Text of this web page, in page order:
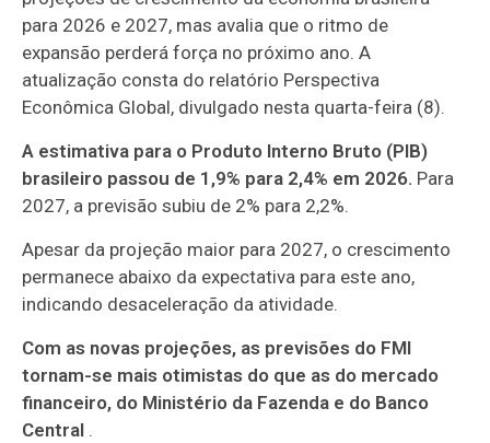
para 2026 e 2027, mas avalia que o ritmo de
expansão perderá força no próximo ano. A
atualização consta do relatório Perspectiva
Econômica Global, divulgado nesta quarta-feira (8).
A estimativa para o Produto Interno Bruto (PIB)
brasileiro passou de 1,9% para 2,4% em 2026. Para
2027, a previsão subiu de 2% para 2,2%.
Apesar da projeção maior para 2027, o crescimento
permanece abaixo da expectativa para este ano,
indicando desaceleração da atividade.
Com as novas projeções, as previsões do FMI
tornam-se mais otimistas do que as do mercado
financeiro, do Ministério da Fazenda e do Banco
Central .